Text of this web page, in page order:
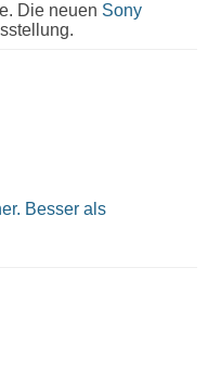
Die neuen Sony
Besser als